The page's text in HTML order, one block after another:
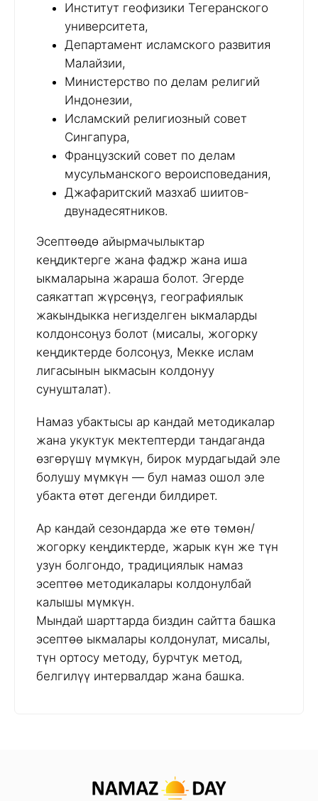
Институт геофизики Тегеранского
университета,
Департамент исламского развития
Малайзии,
Министерство по делам религий
Индонезии,
Исламский религиозный совет
Сингапура,
Французский совет по делам
мусульманского вероисповедания,
Джафаритский мазхаб шиитов-
двунадесятников.
Эсептөөдө айырмачылыктар
кеңдиктерге жана фаджр жана иша
ыкмаларына жараша болот. Эгерде
саякаттап жүрсөңүз, географиялык
жакындыкка негизделген ыкмаларды
колдонсоңуз болот (мисалы, жогорку
кеңдиктерде болсоңуз, Мекке ислам
лигасынын ыкмасын колдонуу
сунушталат).
Намаз убактысы ар кандай методикалар
жана укуктук мектептерди тандаганда
өзгөрүшү мүмкүн, бирок мурдагыдай эле
болушу мүмкүн — бул намаз ошол эле
убакта өтөт дегенди билдирет.
Ар кандай сезондарда же өтө төмөн/
жогорку кеңдиктерде, жарык күн же түн
узун болгондо, традициялык намаз
эсептөө методикалары колдонулбай
калышы мүмкүн.
Мындай шарттарда биздин сайтта башка
эсептөө ыкмалары колдонулат, мисалы,
түн ортосу методу, бурчтук метод,
белгилүү интервалдар жана башка.